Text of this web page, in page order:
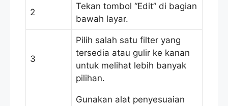
2
Tekan tombol “Edit” di bagian
bawah layar.
3
Pilih salah satu filter yang
tersedia atau gulir ke kanan
untuk melihat lebih banyak
pilihan.
Gunakan alat penyesuaian